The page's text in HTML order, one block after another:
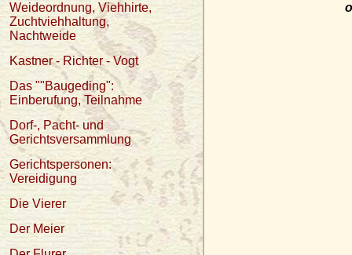
Weideordnung, Viehhirte,
Zuchtviehhaltung,
Nachtweide
Kastner - Richter - Vogt
Das ""Baugeding":
Einberufung, Teilnahme
Dorf-, Pacht- und
Gerichtsversammlung
Gerichtspersonen:
Vereidigung
Die Vierer
Der Meier